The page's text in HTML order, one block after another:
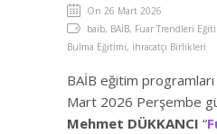
On 26 Mart 2026
baib, BAİB, Fuar Trendleri
Bulma Eğitimi, İhracatçı Birlikleri
BAİB eğitim
Mart 2026 Perşembe
Mehmet DÜKKANCI “